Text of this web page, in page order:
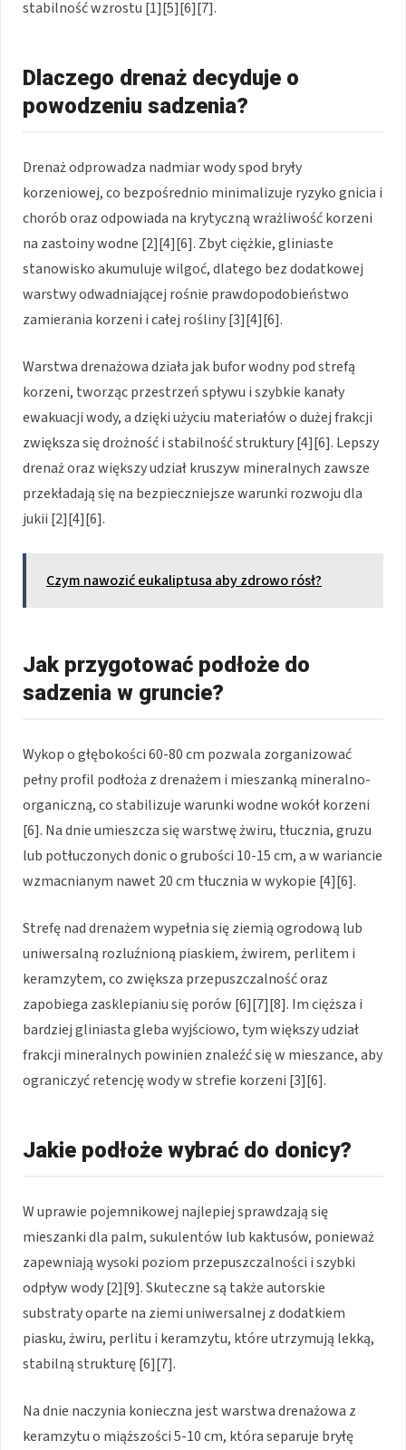
stabilność wzrostu [1][5][6][7].
Dlaczego drenaż decyduje o
powodzeniu sadzenia?
Drenaż odprowadza nadmiar wody spod bryły
korzeniowej, co bezpośrednio minimalizuje ryzyko gnicia i
chorób oraz odpowiada na krytyczną wrażliwość korzeni
na zastoiny wodne [2][4][6]. Zbyt ciężkie, gliniaste
stanowisko akumuluje wilgoć, dlatego bez dodatkowej
warstwy odwadniającej rośnie prawdopodobieństwo
zamierania korzeni i całej rośliny [3][4][6].
Warstwa drenażowa działa jak bufor wodny pod strefą
korzeni, tworząc przestrzeń spływu i szybkie kanały
ewakuacji wody, a dzięki użyciu materiałów o dużej frakcji
zwiększa się drożność i stabilność struktury [4][6]. Lepszy
drenaż oraz większy udział kruszyw mineralnych zawsze
przekładają się na bezpieczniejsze warunki rozwoju dla
jukii [2][4][6].
Czym nawozić eukaliptusa aby zdrowo rósł?
Jak przygotować podłoże do
sadzenia w gruncie?
Wykop o głębokości 60-80 cm pozwala zorganizować
pełny profil podłoża z drenażem i mieszanką mineralno-
organiczną, co stabilizuje warunki wodne wokół korzeni
[6]. Na dnie umieszcza się warstwę żwiru, tłucznia, gruzu
lub potłuczonych donic o grubości 10-15 cm, a w wariancie
wzmacnianym nawet 20 cm tłucznia w wykopie [4][6].
Strefę nad drenażem wypełnia się ziemią ogrodową lub
uniwersalną rozluźnioną piaskiem, żwirem, perlitem i
keramzytem, co zwiększa przepuszczalność oraz
zapobiega zasklepianiu się porów [6][7][8]. Im cięższa i
bardziej gliniasta gleba wyjściowo, tym większy udział
frakcji mineralnych powinien znaleźć się w mieszance, aby
ograniczyć retencję wody w strefie korzeni [3][6].
Jakie podłoże wybrać do donicy?
W uprawie pojemnikowej najlepiej sprawdzają się
mieszanki dla palm, sukulentów lub kaktusów, ponieważ
zapewniają wysoki poziom przepuszczalności i szybki
odpływ wody [2][9]. Skuteczne są także autorskie
substraty oparte na ziemi uniwersalnej z dodatkiem
piasku, żwiru, perlitu i keramzytu, które utrzymują lekką,
stabilną strukturę [6][7].
Na dnie naczynia konieczna jest warstwa drenażowa z
keramzytu o miąższości 5-10 cm, która separuje bryłę